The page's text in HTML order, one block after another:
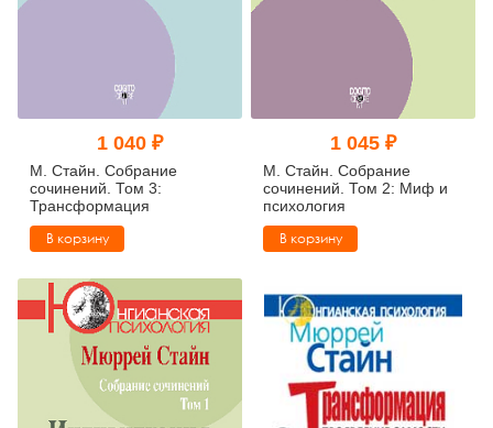
1 040 ₽
М. Стайн. Собрание
сочинений. Том 3:
Трансформация
В корзину
1 045 ₽
М. Стайн. Собрание
сочинений. Том 2: Миф и
психология
В корзину